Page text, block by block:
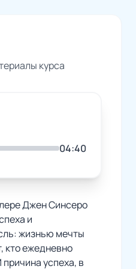
курса
04:40
Джен Синсеро
и
жизнью мечты
кто ежедневно
успеха, в